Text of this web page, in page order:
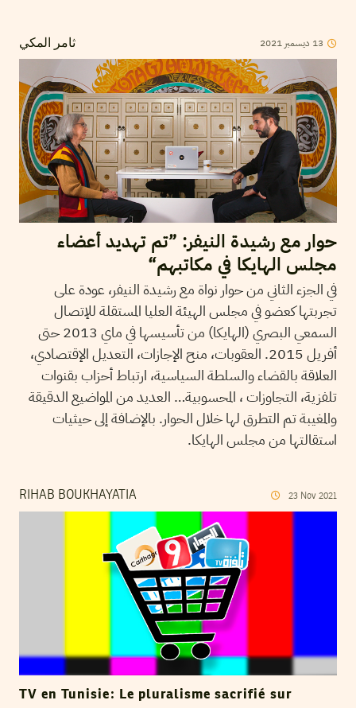
ثامر المكي 13 ديسمبر 2021
حوار مع رشيدة النيفر: ”تم تهديد أعضاء
مجلس الهايكا في مكاتبهم“
في الجزء الثاني من حوار نواة مع رشيدة النيفر، عودة على
تجربتها كعضو في مجلس الهيئة العليا المستقلة للإتصال
السمعي البصري (الهايكا) من تأسيسها في ماي 2013 حتى
أفريل 2015. العقوبات، منح الإجازات، التعديل الإقتصادي،
العلاقة بالقضاء والسلطة السياسية، ارتباط أحزاب بقنوات
تلفزية، التجاوزات ، المحسوبية… العديد من المواضيع الدقيقة
والمغيبة تم التطرق لها خلال الحوار. بالإضافة إلى حيثيات
استقالتها من مجلس الهايكا.
RIHAB BOUKHAYATIA 23 Nov 2021
TV en Tunisie: Le pluralisme sacrifié sur